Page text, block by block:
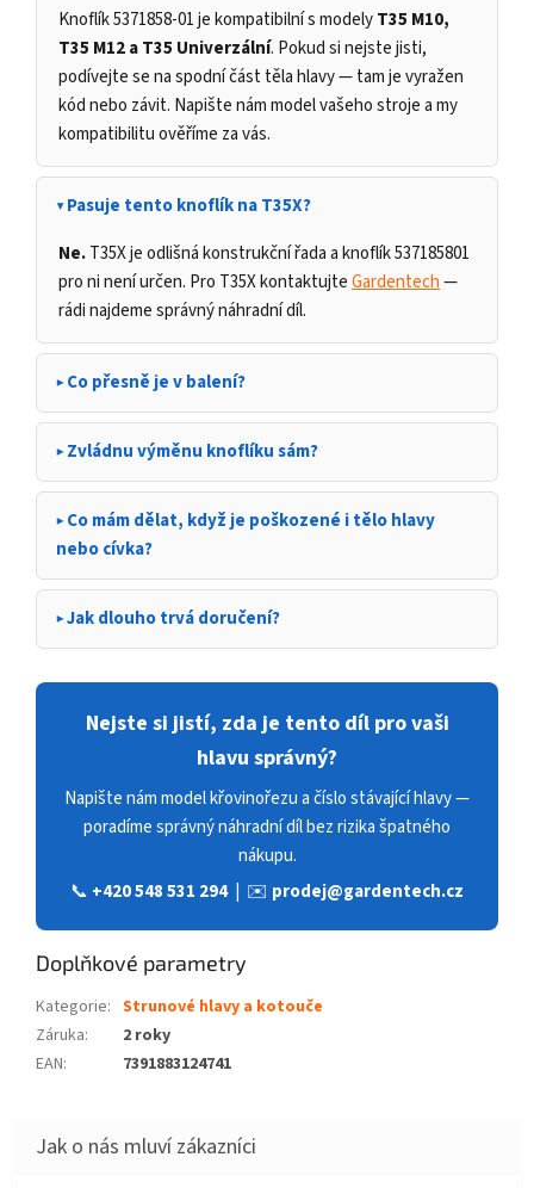
Knoflík 5371858-01 je kompatibilní s modelyT35 M10,
T35 M12 a T35 Univerzální. Pokud si nejste jisti,
podívejte se na spodní část těla hlavy — tam je vyražen
kód nebo závit. Napište nám model vašeho stroje a my
kompatibilitu ověříme za vás.
Pasuje tento knoflík na T35X?
Ne.T35X je odlišná konstrukční řada a knoflík 537185801
pro ni není určen. Pro T35X kontaktujteGardentech—
rádi najdeme správný náhradní díl.
Co přesně je v balení?
Zvládnu výměnu knoflíku sám?
Co mám dělat, když je poškozené i tělo hlavy
nebo cívka?
Jak dlouho trvá doručení?
Nejste si jistí, zda je tento díl pro vaši
hlavu správný?
Napište nám model křovinořezu a číslo stávající hlavy —
poradíme správný náhradní díl bez rizika špatného
nákupu.
📞 +420 548 531 294| ✉️ prodej@gardentech.cz
Doplňkové parametry
Kategorie: Strunové hlavy a kotouče
Záruka:
2 roky
EAN: 7391883124741